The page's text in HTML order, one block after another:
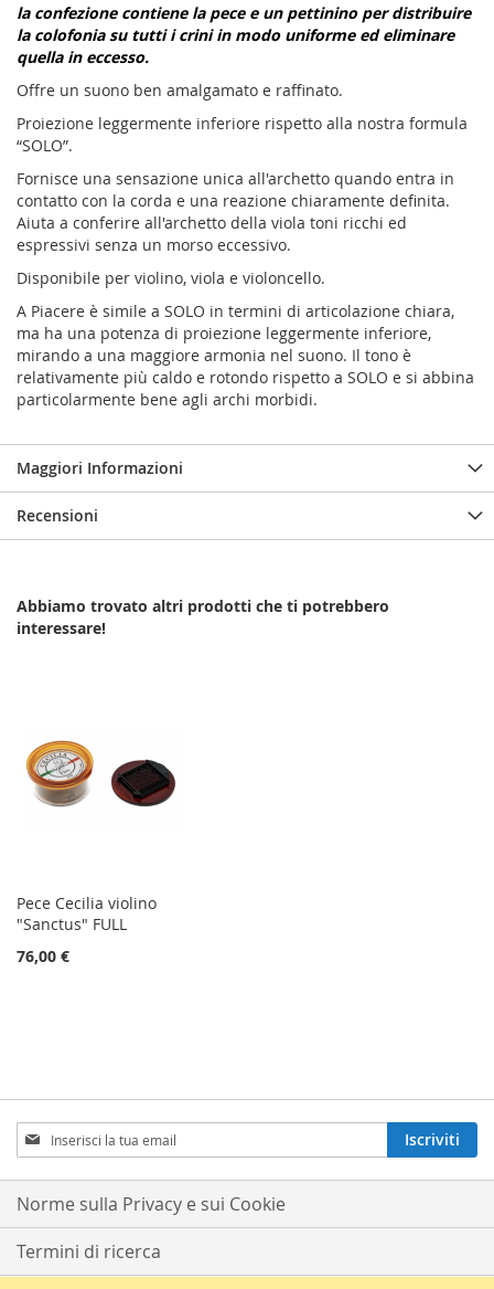
la confezione contiene la pece e un pettinino per distribuire
la colofonia su tutti i crini in modo uniforme ed eliminare
quella in eccesso.
Offre un suono ben amalgamato e raffinato.
Proiezione leggermente inferiore rispetto alla nostra formula
“SOLO”.
Fornisce una sensazione unica all'archetto quando entra in
contatto con la corda e una reazione chiaramente definita.
Aiuta a conferire all'archetto della viola toni ricchi ed
espressivi senza un morso eccessivo.
Disponibile per violino, viola e violoncello.
A Piacere è simile a SOLO in termini di articolazione chiara,
ma ha una potenza di proiezione leggermente inferiore,
mirando a una maggiore armonia nel suono. Il tono è
relativamente più caldo e rotondo rispetto a SOLO e si abbina
particolarmente bene agli archi morbidi.
Maggiori Informazioni
Recensioni
Abbiamo trovato altri prodotti che ti potrebbero
interessare!
Pece Cecilia violino
"Sanctus" FULL
76,00 €
Iscriviti
alla
nostra
Newsletter:
Iscriviti
Norme sulla Privacy e sui Cookie
Termini di ricerca